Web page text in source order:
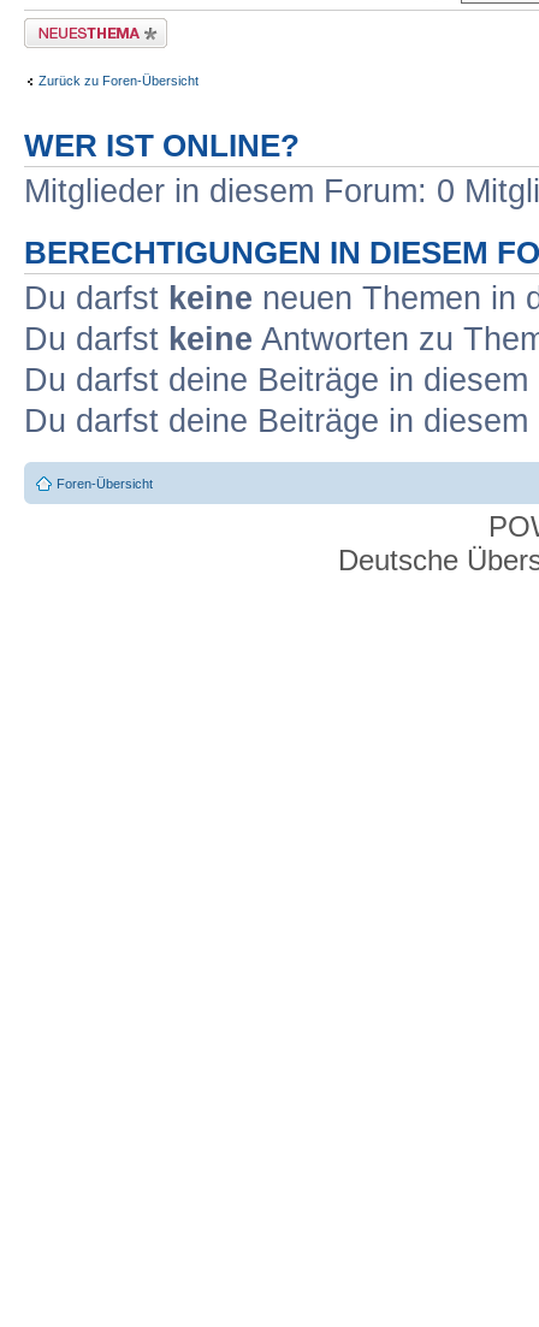
Neues Thema erstellen
Zurück zu Foren-Übersicht
WER IST ONLINE?
Mitglieder in diesem Forum: 0
BERECHTIGUNGEN IN DIESEM
Du darfst keine neuen Themen in
Du darfst keine Antworten zu
Du darfst deine Beiträge in
Du darfst deine Beiträge in
Foren-Übersicht
Deutsche